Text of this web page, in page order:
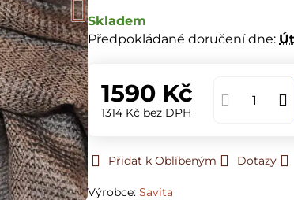
Skladem
Předpokládané doručení dne:
1590 Kč
1314 Kč bez DPH
Přidat k Oblíbeným Dotazy
Výrobce:Savita